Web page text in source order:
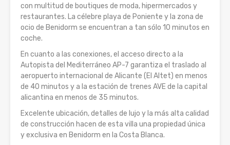
con multitud de boutiques de moda, hipermercados y
restaurantes. La célebre playa de Poniente y la zona de
ocio de Benidorm se encuentran a tan sólo 10 minutos en
coche.
En cuanto a las conexiones, el acceso directo a la
Autopista del Mediterráneo AP-7 garantiza el traslado al
aeropuerto internacional de Alicante (El Altet) en menos
de 40 minutos y a la estación de trenes AVE de la capital
alicantina en menos de 35 minutos.
Excelente ubicación, detalles de lujo y la más alta calidad
de construcción hacen de esta villa una propiedad única
y exclusiva en Benidorm en la Costa Blanca.